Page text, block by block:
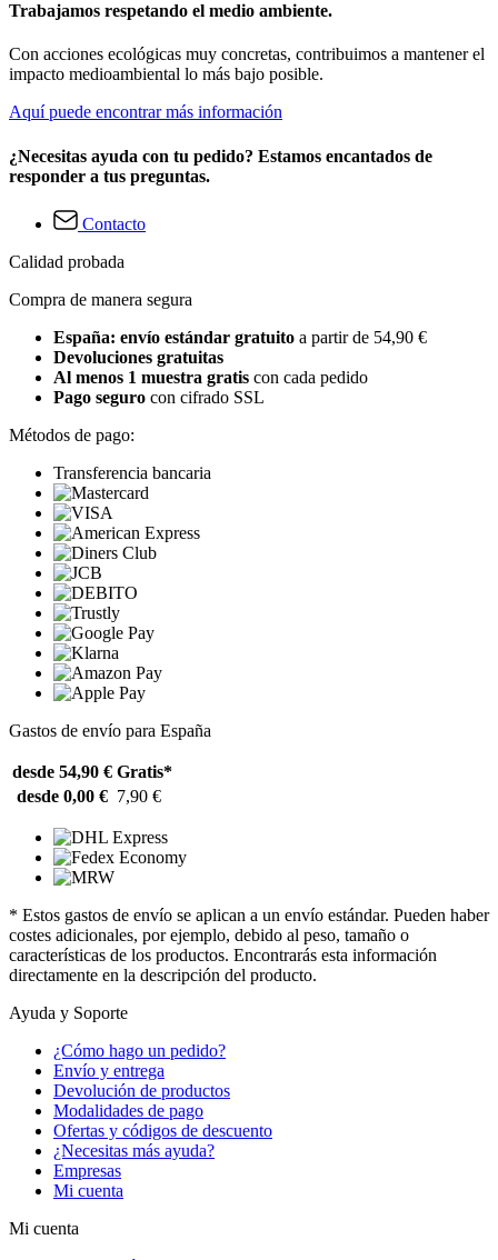
Trabajamos respetando el medio ambiente.
Con acciones ecológicas muy concretas, contribuimos a mantener el
impacto medioambiental lo más bajo posible.
Aquí puede encontrar más información
¿Necesitas ayuda con tu pedido? Estamos encantados de
responder a tus preguntas.
Contacto
Calidad probada
Compra de manera segura
España: envío estándar gratuito a partir de 54,90 €
Devoluciones gratuitas
Al menos 1 muestra gratis con cada pedido
Pago seguro con cifrado SSL
Métodos de pago:
Transferencia bancaria
Gastos de envío para España
desde 54,90 € Gratis*
desde 0,00 € 7,90 €
* Estos gastos de envío se aplican a un envío estándar. Pueden haber
costes adicionales, por ejemplo, debido al peso, tamaño o
características de los productos. Encontrarás esta información
directamente en la descripción del producto.
Ayuda y Soporte
¿Cómo hago un pedido?
Envío y entrega
Devolución de productos
Modalidades de pago
Ofertas y códigos de descuento
¿Necesitas más ayuda?
Empresas
Mi cuenta
Mi cuenta